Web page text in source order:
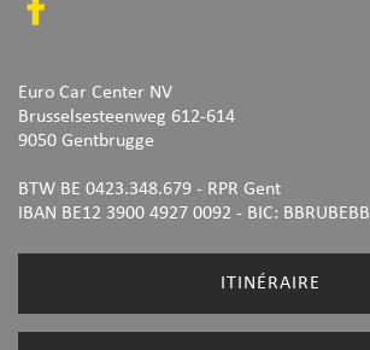
Euro Car Center NV
Brusselsesteenweg 612-614
9050 Gentbrugge
BTW BE 0423.348.679 - RPR Gent
IBAN BE12 3900 4927 0092 - BIC: BBRUBEBB
ITINÉRAIRE